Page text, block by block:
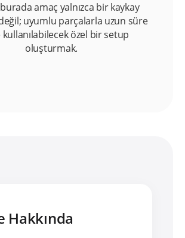
burada amaç yalnızca bir kaykay
uyumlu parçalarla uzun süre
kullanılabilecek özel bir setup
oluşturmak.
Hakkında